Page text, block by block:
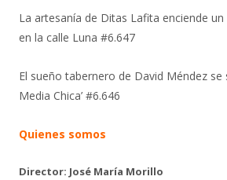
La artesanía de Ditas Lafita enciende
en la calle Luna #6.647
El sueño tabernero de David Méndez se
Media Chica’ #6.646
Quienes somos
Director: José María Morillo